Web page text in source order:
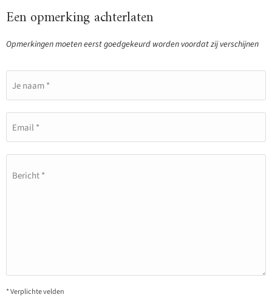
Een opmerking achterlaten
Opmerkingen moeten eerst goedgekeurd worden voordat zij verschijnen
Je naam *
Email *
Bericht *
* Verplichte velden